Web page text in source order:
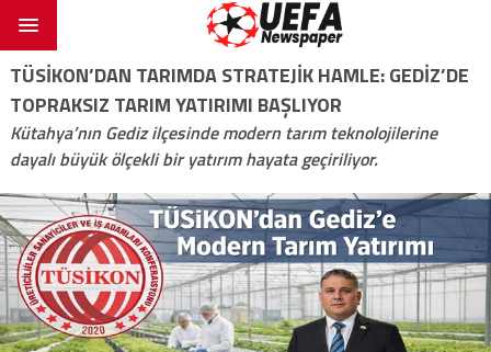
TÜSİKON’DAN TARIMDA STRATEJIK HAMLE: GEDIZ’DE
TOPRAKSIZ TARIM YATIRIMI BAŞLIYOR
Kütahya’nın Gediz ilçesinde modern tarım teknolojilerine
dayalı büyük ölçekli bir yatırım hayata geçiriliyor.